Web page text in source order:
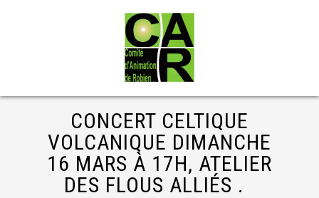
CONCERT CELTIQUE
VOLCANIQUE DIMANCHE
16 MARS À 17H, ATELIER
DES FLOUS ALLIÉS .